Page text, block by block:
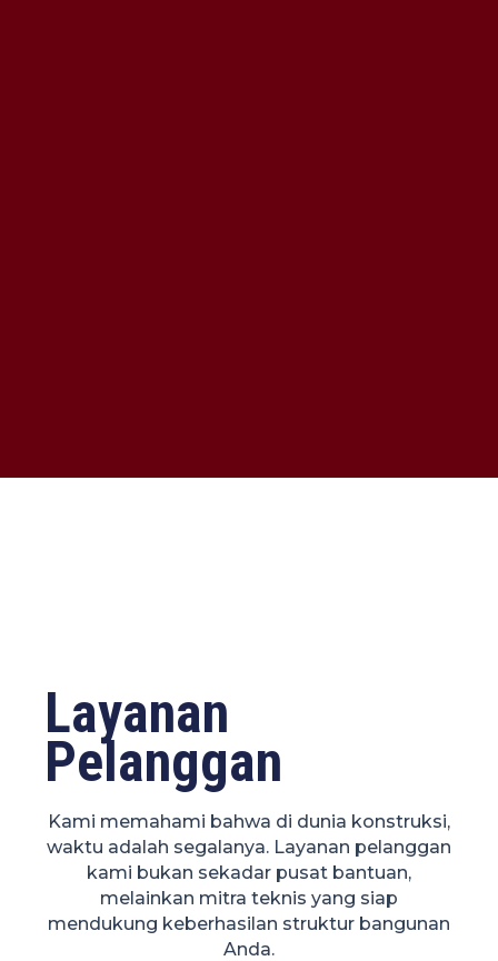
Layanan
Pelanggan
Kami memahami bahwa di dunia konstruksi,
waktu adalah segalanya. Layanan pelanggan
kami bukan sekadar pusat bantuan,
melainkan mitra teknis yang siap
mendukung keberhasilan struktur bangunan
Anda.